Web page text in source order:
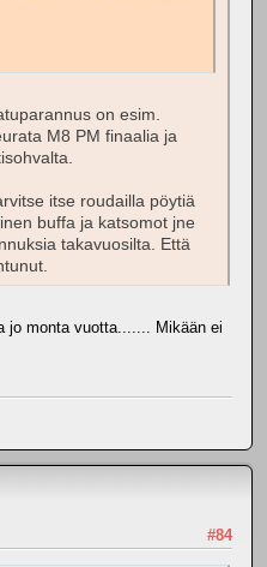
on esim.
M8 PM finaalia ja
itse roudailla pöytiä
buffa ja katsomot jne
takavuosilta. Että
jo monta vuotta....... Mikään ei
#84